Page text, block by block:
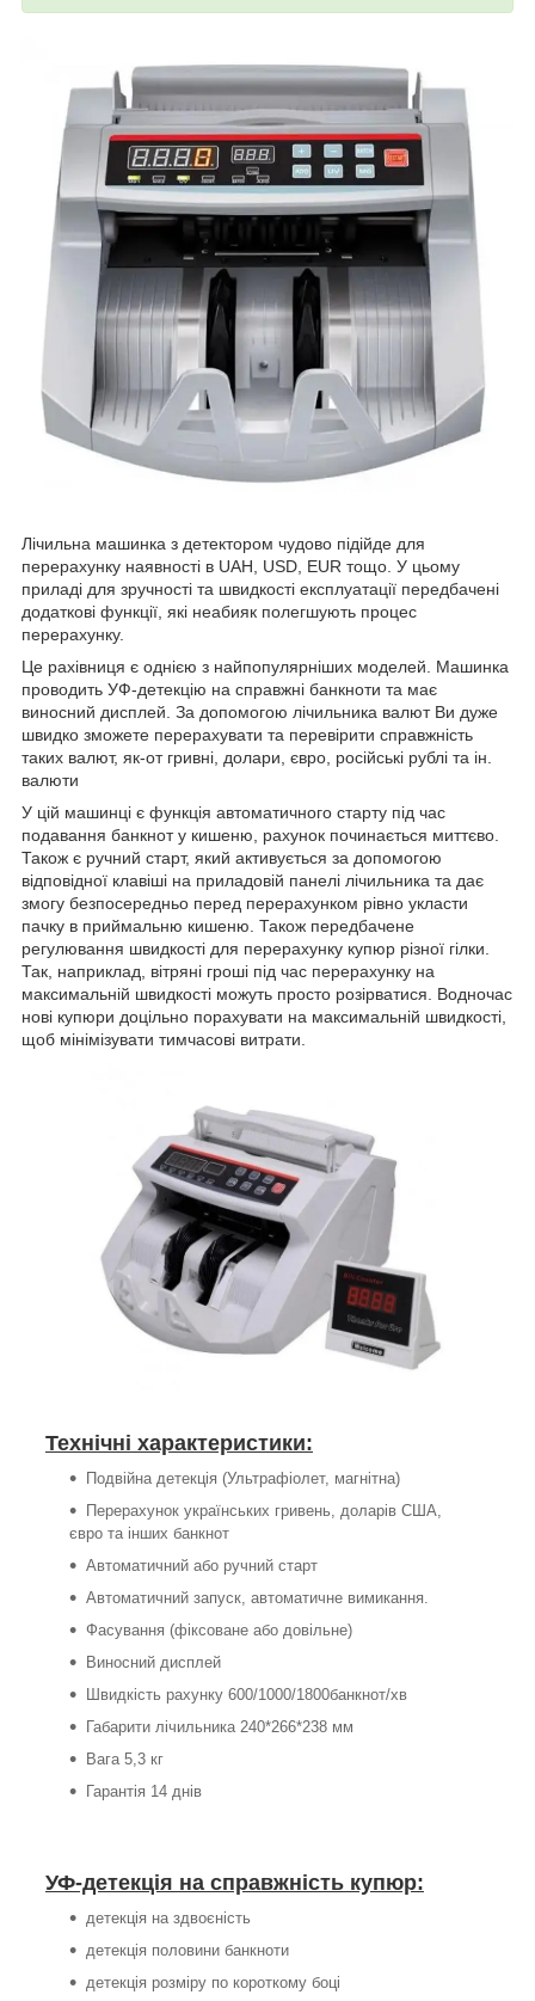
Лічильна машинка з детектором чудово підійде для
перерахунку наявності в UAH, USD, EUR тощо. У цьому
приладі для зручності та швидкості експлуатації передбачені
додаткові функції, які неабияк полегшують процес
перерахунку.
Це рахівниця є однією з найпопулярніших моделей. Машинка
проводить УФ-детекцію на справжні банкноти та має
виносний дисплей. За допомогою лічильника валют Ви дуже
швидко зможете перерахувати та перевірити справжність
таких валют, як-от гривні, долари, євро, російські рублі та ін.
валюти
У цій машинці є функція автоматичного старту під час
подавання банкнот у кишеню, рахунок починається миттєво.
Також є ручний старт, який активується за допомогою
відповідної клавіші на приладовій панелі лічильника та дає
змогу безпосередньо перед перерахунком рівно укласти
пачку в приймальню кишеню. Також передбачене
регулювання швидкості для перерахунку купюр різної гілки.
Так, наприклад, вітряні гроші під час перерахунку на
максимальній швидкості можуть просто розірватися. Водночас
нові купюри доцільно порахувати на максимальній швидкості,
щоб мінімізувати тимчасові витрати.
Технічні характеристики:
Подвійна детекція (Ультрафіолет, магнітна)
Перерахунок українських гривень, доларів США,
євро та інших банкнот
Автоматичний або ручний старт
Автоматичний запуск, автоматичне вимикання.
Фасування (фіксоване або довільне)
Виносний дисплей
Швидкість рахунку 600/1000/1800банкнот/хв
Габарити лічильника 240*266*238 мм
Вага 5,3 кг
Гарантія 14 днів
УФ-детекція на справжність купюр:
детекція на здвоєність
детекція половини банкноти
детекція розміру по короткому боці